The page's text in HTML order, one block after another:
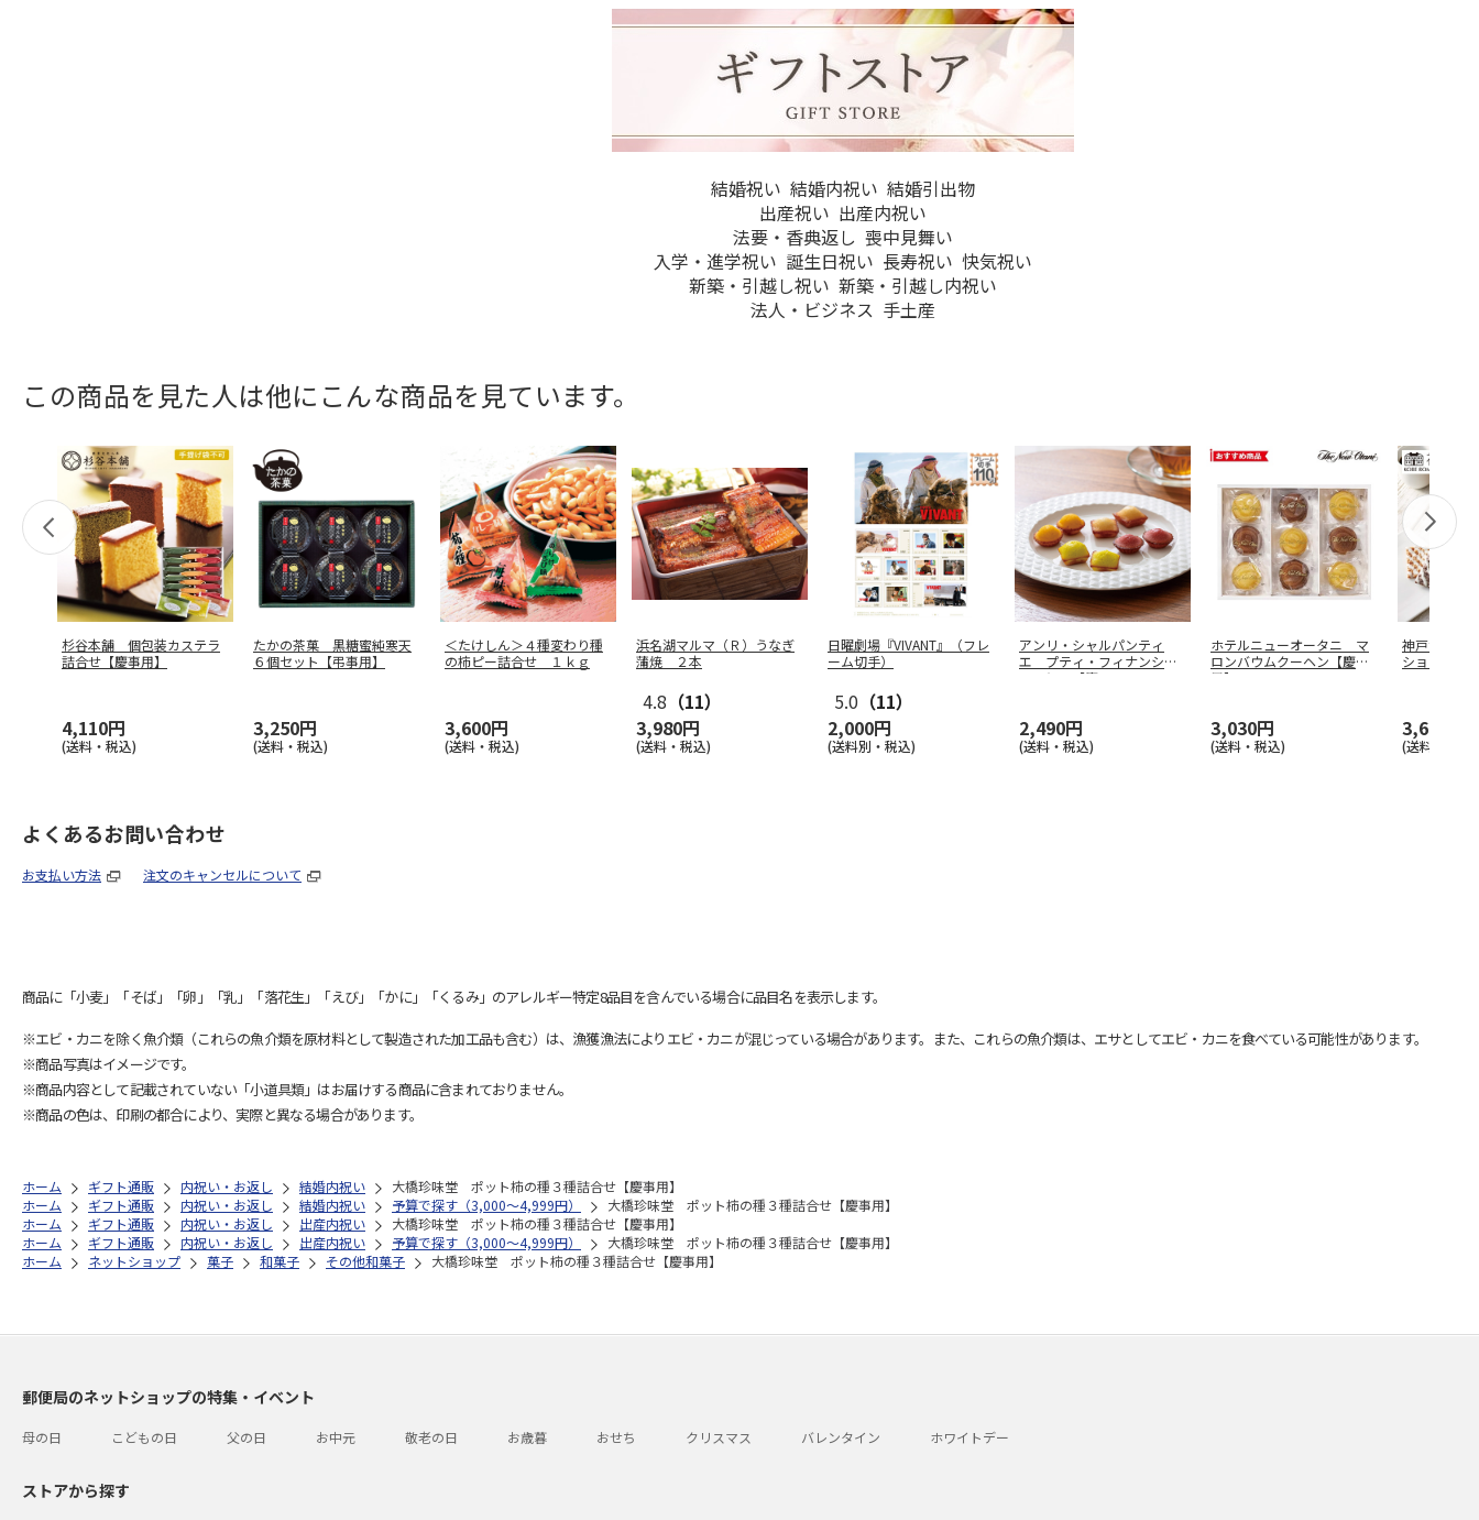
結婚祝い 結婚内祝い 結婚引出物
出産祝い 出産内祝い
法要・香典返し 喪中見舞い
入学・進学祝い 誕生日祝い 長寿祝い 快気祝い
新築・引越し祝い 新築・引越し内祝い
法人・ビジネス 手土産
この商品を見た人は他にこんな商品を見ています。
杉谷本舗 個包装カステラ
詰合せ【慶事用】
4,110円
(送料・税込)
たかの茶菓 黒糖蜜純寒天
６個セット【弔事用】
3,250円
(送料・税込)
＜たけしん＞４種変わり種
の柿ピー詰合せ １ｋｇ
3,600円
(送料・税込)
浜名湖マルマ（Ｒ）うなぎ
蒲焼 ２本
4.8 （11）
3,980円
(送料・税込)
日曜劇場『VIVANT』（フレ
ーム切手）
5.0 （11）
2,000円
(送料別・税込)
アンリ・シャルパンティ
エ プティ・フィナンシェ
１６個入【慶
2,490円
(送料・税込)
ホテルニューオータニ マ
ロンバウムクーヘン【慶事
用】
3,030円
(送料・税込)
神戸浪漫
ションＢ【
3,680円
(送料・税込)
よくあるお問い合わせ
お支払い方法 注文のキャンセルについて
商品に「小麦」「そば」「卵」「乳」「落花生」「えび」「かに」「くるみ」のアレルギー特定8品目を含んでいる場合に品目名を表示します。
※エビ・カニを除く魚介類（これらの魚介類を原材料として製造された加工品も含む）は、漁獲漁法によりエビ・カニが混じっている場合があります。また、これらの魚介類は、エサとしてエビ・カニを食べている可能性があります。
※商品写真はイメージです。
※商品内容として記載されていない「小道具類」はお届けする商品に含まれておりません。
※商品の色は、印刷の都合により、実際と異なる場合があります。
ホーム ギフト通販 内祝い・お返し 結婚内祝い
大橋珍味堂 ポット柿の種３種詰合せ【慶事用】
ホーム
ギフト通販 内祝い・お返し 結婚内祝い 予算で探す（3,000～4,999円）
大橋珍味堂 ポット柿の種３種詰合せ【慶事用】
ホーム
ギフト通販 内祝い・お返し 出産内祝い
大橋珍味堂 ポット柿の種３種詰合せ【慶事用】
ホーム
ギフト通販 内祝い・お返し 出産内祝い 予算で探す（3,000～4,999円）
大橋珍味堂 ポット柿の種３種詰合せ【慶事用】
ホーム
ネットショップ 菓子 和菓子 その他和菓子 大橋珍味堂 ポット柿の種３種詰合せ【慶事用】
郵便局のネットショップの特集・イベント
母の日 こどもの日 父の日 お中元 敬老の日 お歳暮 おせち クリスマス バレンタイン ホワイトデー
ストアから探す